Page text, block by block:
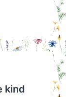
kind